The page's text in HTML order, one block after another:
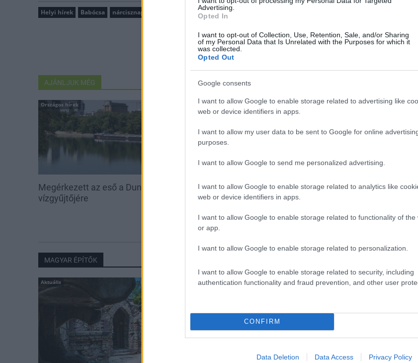
Advertising.
Opted In
I want to opt-out of Collection, Use, Retention, Sale, and/or Sharing
of my Personal Data that Is Unrelated with the Purposes for which it
was collected.
Opted Out
Google consents
I want to allow Google to enable storage related to advertising like
web or device identifiers in apps.
I want to allow my user data to be sent to Google for online
purposes.
I want to allow Google to send me personalized advertising.
I want to allow Google to enable storage related to analytics like
web or device identifiers in apps.
I want to allow Google to enable storage related to functionality of the
or app.
I want to allow Google to enable storage related to personalization.
I want to allow Google to enable storage related to security, including
authentication functionality and fraud prevention, and other user
CONFIRM
Data Deletion Data Access Privacy Policy
Helyi hírek Babócsa nárcisznap
AJÁNLJUK MÉG
Országos hírek
Megérkezett az eső a Duna
vízgyűjtőjére
Hőség és vízhiány - itatók
feltöltésével segítik a
erdőkben
Helyi hírek
Amire többmillióan vártunk:
szombattól másodfokúra
MAGYAR ÉPÍTŐK
Aktuális
M1 bővítés: már zajlik a teljesen új
Új gyalogosátkelők és jelzőlámpás